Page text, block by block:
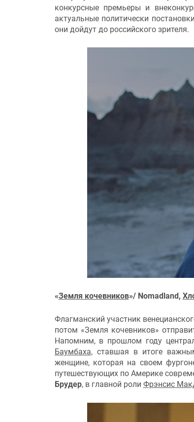
конкурсные премьеры и
актуальные политически
они дойдут до российского зрителя.
«Земля кочевников»/ Nomadland,
Флагманский участник
потом «Земля кочевников»
Напомним, в прошлом году
Баумбаха, ставшая в итоге
женщине, которая на своем
путешествующих по Америке
Брудер, в главной роли Фрэнсис